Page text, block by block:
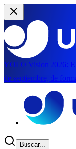
YOLO Vision 2026:
de septiembre, de
Buscar...